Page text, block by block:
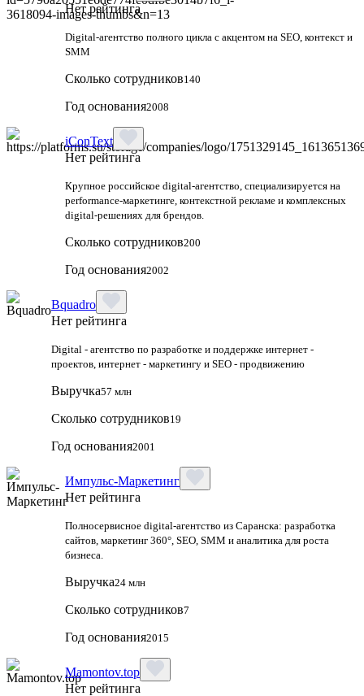
Нет рейтинга
Digital-агентство полного цикла с акцентом на SEO, контекст и
SMM
Сколько сотрудников140
Год основания2008
iConText
Нет рейтинга
Крупное российское digital-агентство, специализируется на
performance-маркетинге, контекстной рекламе и комплексных
digital-решениях для брендов.
Сколько сотрудников200
Год основания2002
Bquadro
Нет рейтинга
Digital - агентство по разработке и поддержке интернет -
проектов, интернет - маркетингу и SEO - продвижению
Выручка57 млн
Сколько сотрудников19
Год основания2001
Импульс-Маркетинг
Нет рейтинга
Полносервисное digital-агентство из Саранска: разработка
сайтов, маркетинг 360°, SEO, SMM и аналитика для роста
бизнеса.
Выручка24 млн
Сколько сотрудников7
Год основания2015
Mamontov.top
Нет рейтинга